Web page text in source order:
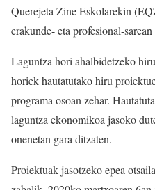
Querejeta Zine Eskolarekin
erakunde- eta profesional-
Laguntza hori ahalbidetzeko
horiek hautatutako hiru
programa osoan zehar.
laguntza ekonomikoa jasoko
onenetan gara ditzaten.
Proiektuak jasotzeko epea